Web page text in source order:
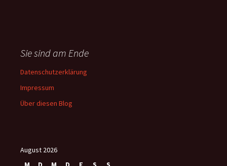
Sie sind am Ende
Datenschutzerklärung
Impressum
Über diesen Blog
August 2026